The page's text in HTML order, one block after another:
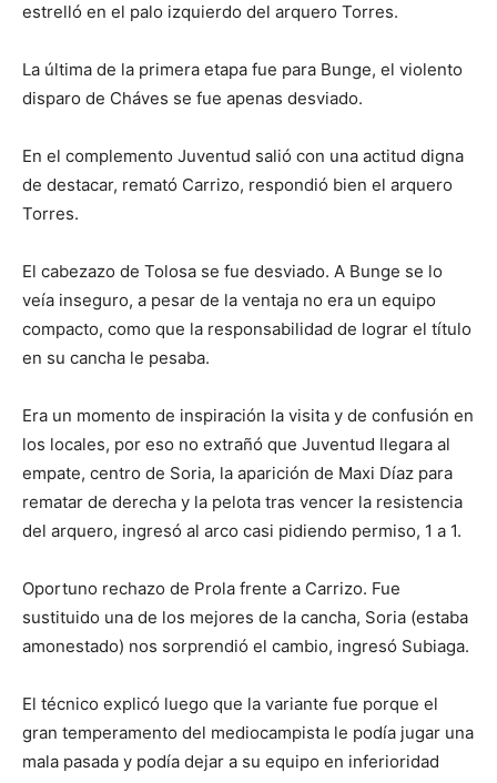
estrelló en el palo izquierdo del arquero Torres.
La última de la primera etapa fue para Bunge, el violento
disparo de Cháves se fue apenas desviado.
En el complemento Juventud salió con una actitud digna
de destacar, remató Carrizo, respondió bien el arquero
Torres.
El cabezazo de Tolosa se fue desviado. A Bunge se lo
veía inseguro, a pesar de la ventaja no era un equipo
compacto, como que la responsabilidad de lograr el título
en su cancha le pesaba.
Era un momento de inspiración la visita y de confusión en
los locales, por eso no extrañó que Juventud llegara al
empate, centro de Soria, la aparición de Maxi Díaz para
rematar de derecha y la pelota tras vencer la resistencia
del arquero, ingresó al arco casi pidiendo permiso, 1 a 1.
Oportuno rechazo de Prola frente a Carrizo. Fue
sustituido una de los mejores de la cancha, Soria (estaba
amonestado) nos sorprendió el cambio, ingresó Subiaga.
El técnico explicó luego que la variante fue porque el
gran temperamento del mediocampista le podía jugar una
mala pasada y podía dejar a su equipo en inferioridad